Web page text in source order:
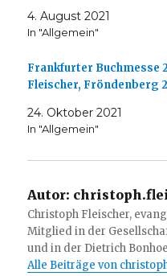
4. August 2021
In "Allgemein"
Frankfurter Buchmesse
Fleischer, Fröndenberg
24. Oktober 2021
In "Allgemein"
Autor:
Christoph Fleischer,
Mitglied in der
und in der Dietrich
Alle Beiträge von